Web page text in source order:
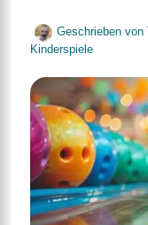
Geschrieben von
Kinderspiele